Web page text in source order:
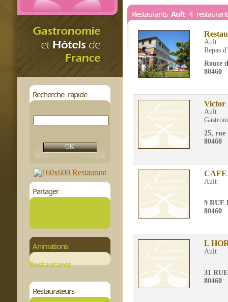
Recherche rapide
Partager
Animations
Restaurants
Restaurateurs
Restaurants Ault 4
Ault
Repas
Route
80460
Victor
Ault
25, rue
80460
Ault
9 RUE
80460
L
Ault
31
80460